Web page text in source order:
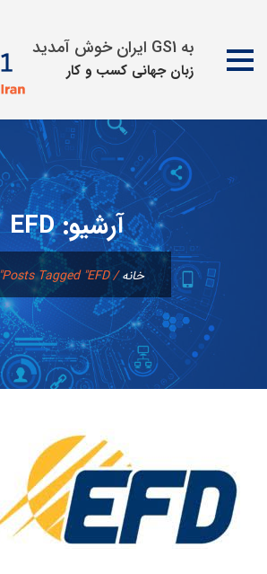
به GS1 ایران خوش آمدید
زبان جهانی كسب و كار
محتوا
آرشیو:EFD
خانه/
Posts Tagged "EFD"